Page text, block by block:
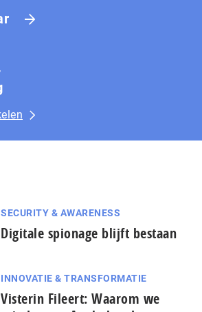
SECURITY & AWARENESS
Digitale spionage blijft bestaan
INNOVATIE & TRANSFORMATIE
Visterin Fileert: Waarom we